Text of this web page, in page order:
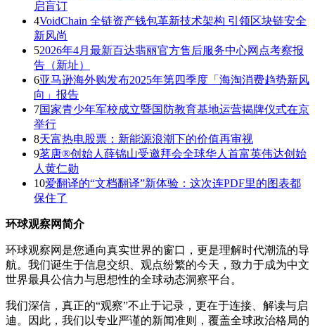
启盲订
4VoidChain 全链资产钱包革新技术架构 引领区块链安全
新风尚
52026年4月最新百达翡丽官方售后服务中心网点考察报
告（新址）
6亚马逊海外购发布2025年第四季度「海淘消费趋势新风
向」报告
7国家青少年军校成立暨国防教育基地运营揭牌仪式在京
举行
8天富热电股票：新能源浪潮下的价值再审视
9茗唐®创始人薛锦山受邀拜会全球华人首富英伟达创始
人黄仁勋
10爱翻译的“文档翻译”新体验：这次连PDF里的图表都
保住了
环球观察网简介
环球观察网是您通向真实世界的窗口，更是理解时代潮流的导
航。我们诞生于信息交织、观点纷繁的今天，致力于成为中文
世界最具公信力与思想性的全球动态洞察平台。
我们深信，真正的“观察”不止于记录，更在于连接、解读与启
迪。因此，我们以专业严谨的新闻准则，覆盖全球政治格局的